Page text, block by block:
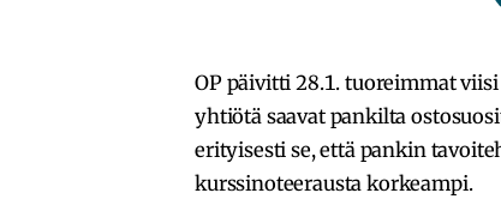
OP päivitti 28.1. tuoreimmat
yhtiötä saavat pankilta
erityisesti se, että pankin
kurssinoteerausta korkeampi.